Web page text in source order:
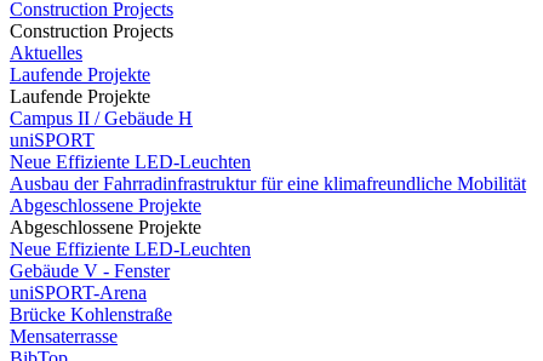
Construction Projects
Construction Projects
Aktuelles
Laufende Projekte
Laufende Projekte
Campus II / Gebäude H
uniSPORT
Neue Effiziente LED-Leuchten
Ausbau der Fahrradinfrastruktur für eine klimafreundliche Mobilität
Abgeschlossene Projekte
Abgeschlossene Projekte
Neue Effiziente LED-Leuchten
Gebäude V - Fenster
uniSPORT-Arena
Brücke Kohlenstraße
Mensaterrasse